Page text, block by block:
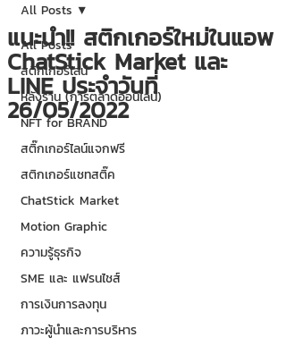
All Posts
สติกเกอร์ไลน์
หลังร้าน (การตลาดออนไลน์)
NFT for BRAND
สติ๊กเกอร์ไลน์แจกฟรี
สติกเกอร์แชทสติ๊ค
ChatStick Market
Motion Graphic
ความรู้ธุรกิจ
SME และ แฟรนไชส์
การเงินการลงทุน
ภาวะผู้นำและการบริหาร
All Posts
แนะนำ!! สติกเกอร์ใหม่ในแอพ
ChatStick Market และ
LINE ประจำวันที่
26/05/2022